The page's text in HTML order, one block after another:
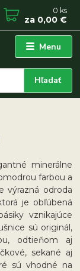
Menu
Hľadať
0 ks
za 0,00 €
minerálne
farbou a
výrazná odroda
je obľúbená
vznikajúce
sú originál,
odtieňom aj
sekané aj
sú vhodné na